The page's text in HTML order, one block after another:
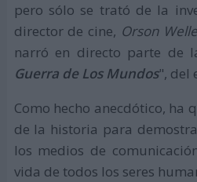
pero sólo se trató de la
director de cine, Orson
narró en directo parte de
Guerra de Los Mundos", del
Como hecho anecdótico, ha
de la historia para
los medios de
vida de todos los seres